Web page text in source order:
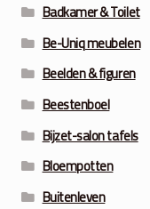
Badkamer & Toilet
Be-Uniq meubelen
Beelden & figuren
Beestenboel
Bijzet-salon tafels
Bloempotten
Buitenleven